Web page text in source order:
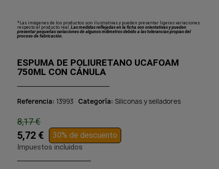
*Las imágenes de los productos son ilustrativas y pueden presentar ligeras variaciones
respecto al producto real. Las medidas reflejadas en la ficha son orientativas y pueden
presentar pequeñas variaciones de algunos milímetros debido a las tolerancias propias del
proceso de fabricación.
ESPUMA DE POLIURETANO UCAFOAM
750ML CON CÁNULA
Referencia 13993 Categoría Siliconas y selladores
8,17 €
5,72 € 30% de descuento
Impuestos incluidos